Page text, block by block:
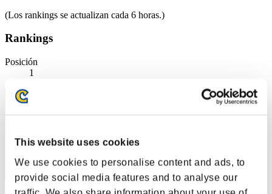
This website uses cookies
We use cookies to personalise content and ads, to
provide social media features and to analyse our
(Los rankings se actualizan cada 6 horas.)
Rankings
Posición
1